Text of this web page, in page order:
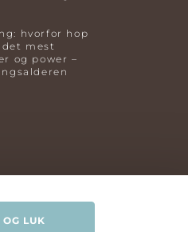
hvorfor hop
mest
og power –
OG LUK